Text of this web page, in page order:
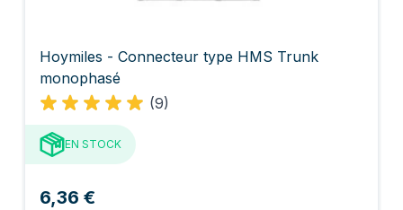
Hoymiles - Connecteur type HMS Trunk
monophasé
(9)
EN STOCK
6,36 €